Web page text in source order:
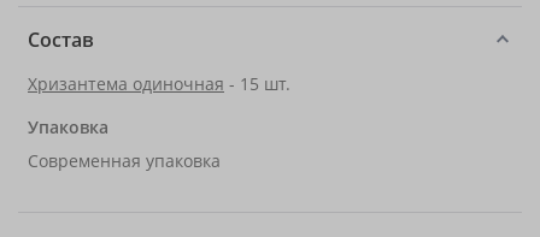
Состав
Хризантема одиночная - 15 шт.
Упаковка
Современная упаковка